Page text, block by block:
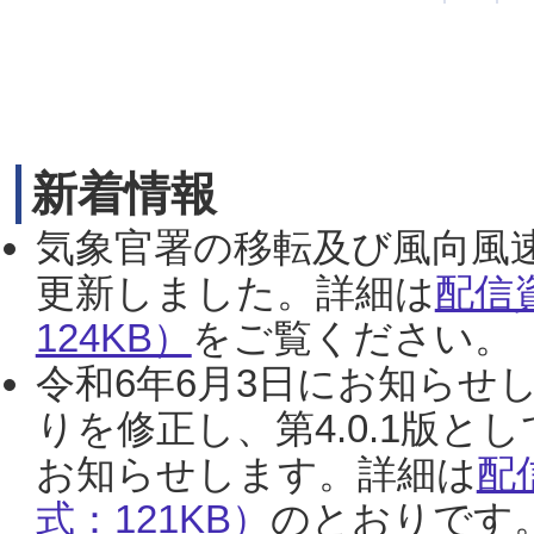
新着情報
気象官署の移転及び風向風
更新しました。詳細は配信
124KB） をご覧ください。
令和6年6月3日にお知らせ
りを修正し、第4.0.1版と
お知らせします。詳細は配
式：121KB） のとおりです